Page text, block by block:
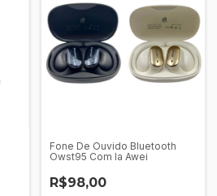
Fone De Ouvido Bluetooth
Owst95 Com Ia Awei
R$98,00